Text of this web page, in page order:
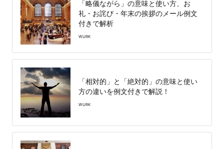
「略儀ながら」の意味と使い方、お
礼・お詫び・年末の挨拶のメール例文
付きで解析
WURK
「相対的」と「絶対的」の意味と使い
方の違いを例文付きで解説！
WURK